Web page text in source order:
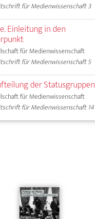
für Medienwissenschaft 3
Einleitung in den
für Medienwissenschaft
für Medienwissenschaft 5
der Statusgruppen
für Medienwissenschaft
für Medienwissenschaft 14